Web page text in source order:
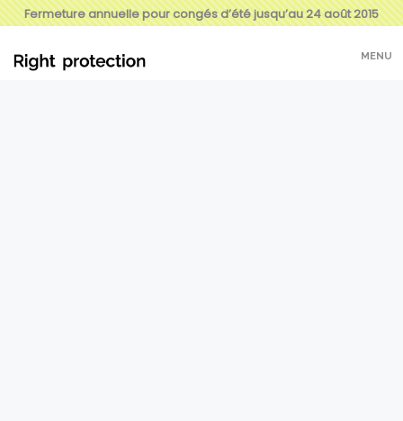
Fermeture annuelle pour congés d’été jusqu’au 24 août 2015
MENU